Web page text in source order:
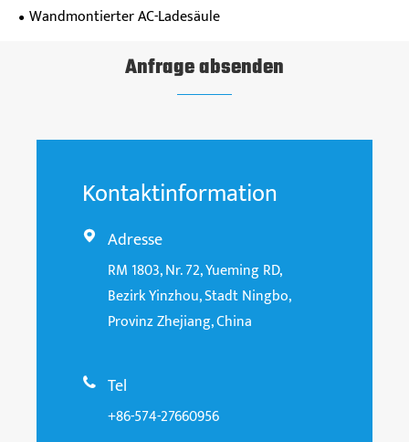
Wandmontierter AC-Ladesäule
Anfrage absenden
Kontaktinformation
 Adresse
RM 1803, Nr. 72, Yueming RD,
Bezirk Yinzhou, Stadt Ningbo,
Provinz Zhejiang, China
 Tel
+86-574-27660956